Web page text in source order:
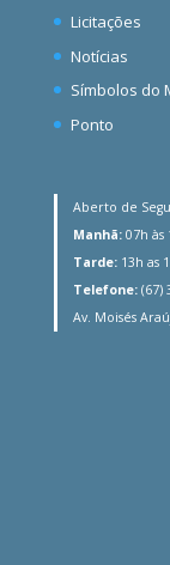
Licitações
Notícias
Símbolos do
Ponto
Aberto de
Manhã: 07h às
Tarde: 13h as
Telefone: (67)
Av. Moisés